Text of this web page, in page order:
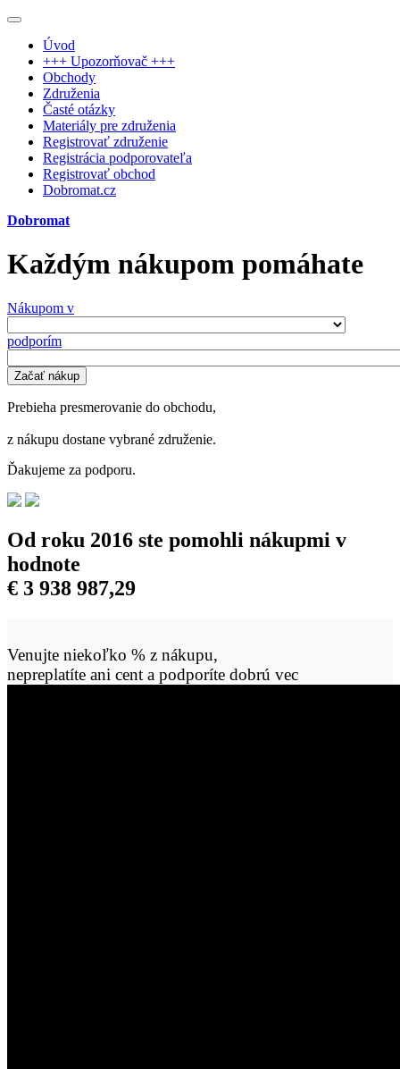
Úvod
+++ Upozorňovač +++
Obchody
Združenia
Časté otázky
Materiály pre združenia
Registrovať združenie
Registrácia podporovateľa
Registrovať obchod
Dobromat.cz
Dobromat
Každým nákupom pomáhate
Nákupom v
podporím
Začať nákup
Prebieha presmerovanie do obchodu,
z nákupu dostane vybrané združenie.
Ďakujeme za podporu.
Od roku 2016 ste pomohli nákupmi v
hodnote
€ 3 938 987,29
Venujte niekoľko % z nákupu,
nepreplatíte ani cent a podporíte dobrú vec